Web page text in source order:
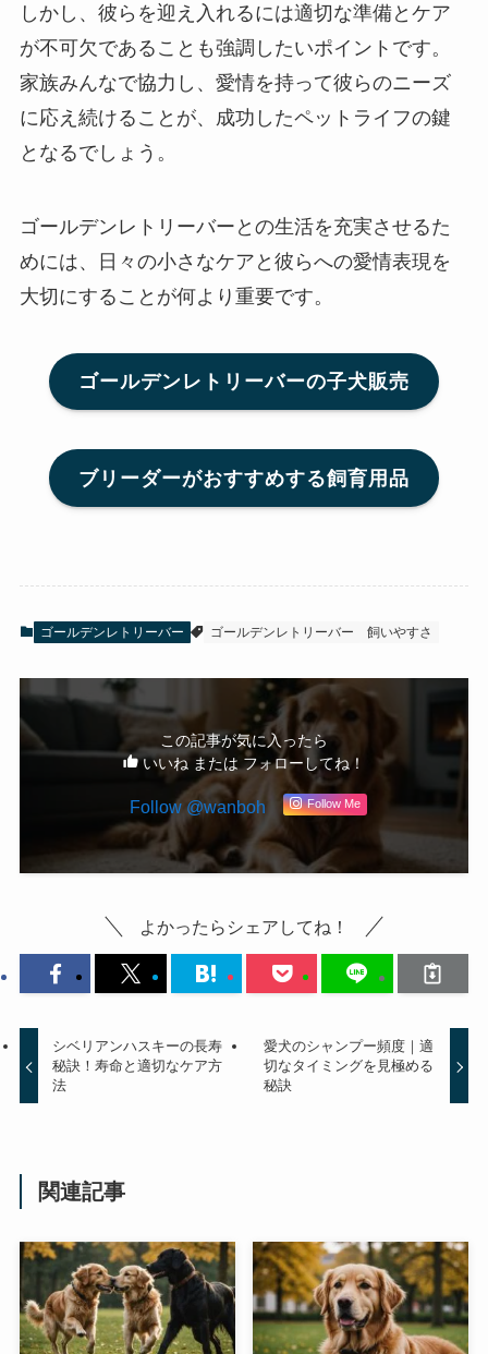
しかし、彼らを迎え入れるには適切な準備とケア
が不可欠であることも強調したいポイントです。
家族みんなで協力し、愛情を持って彼らのニーズ
に応え続けることが、成功したペットライフの鍵
となるでしょう。
ゴールデンレトリーバーとの生活を充実させるた
めには、日々の小さなケアと彼らへの愛情表現を
大切にすることが何より重要です。
ゴールデンレトリーバーの子犬販売
ブリーダーがおすすめする飼育用品
ゴールデンレトリーバー ゴールデンレトリーバー 飼いやすさ
この記事が気に入ったら
いいね または フォローしてね！
Follow @wanboh Follow Me
よかったらシェアしてね！
シベリアンハスキーの長寿
秘訣！寿命と適切なケア方
法
愛犬のシャンプー頻度｜適
切なタイミングを見極める
秘訣
関連記事